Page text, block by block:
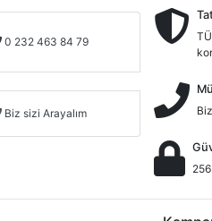
0 232 463 84 79
Biz sizi Arayalım